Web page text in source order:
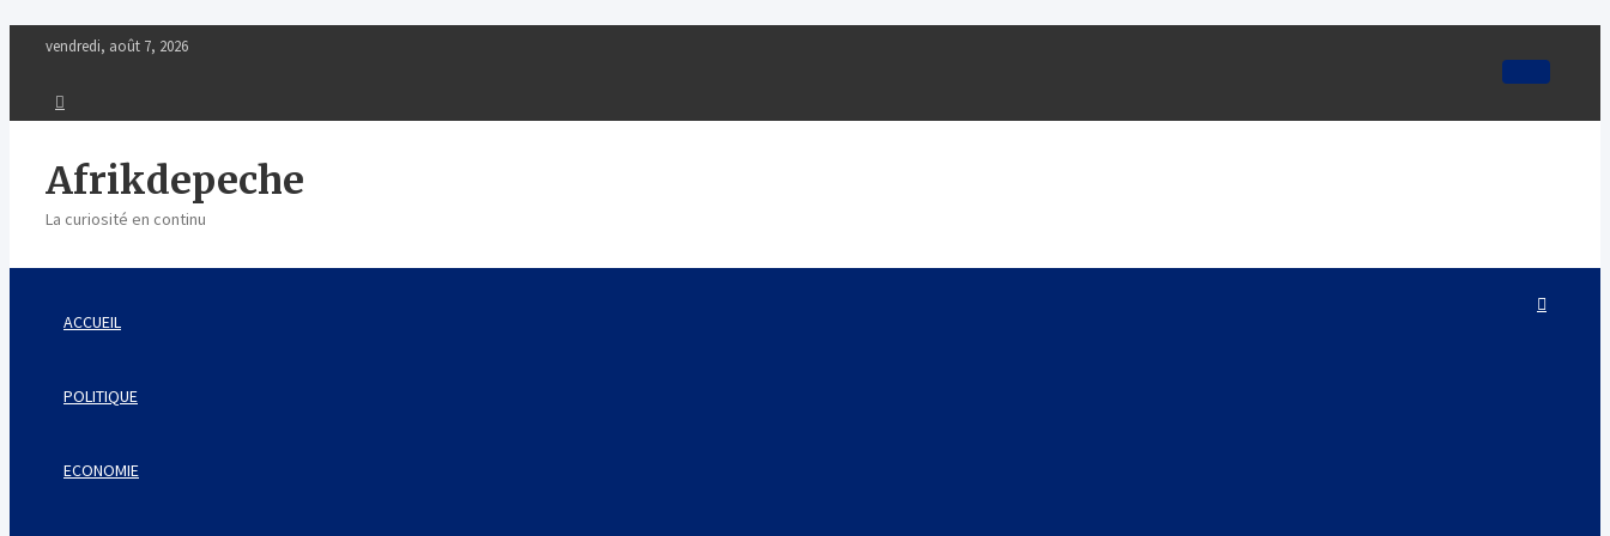
S
t
vendredi, août 7, 2026
Afrikdepeche
La curiosité en continu
ACCUEIL
POLITIQUE
ECONOMIE